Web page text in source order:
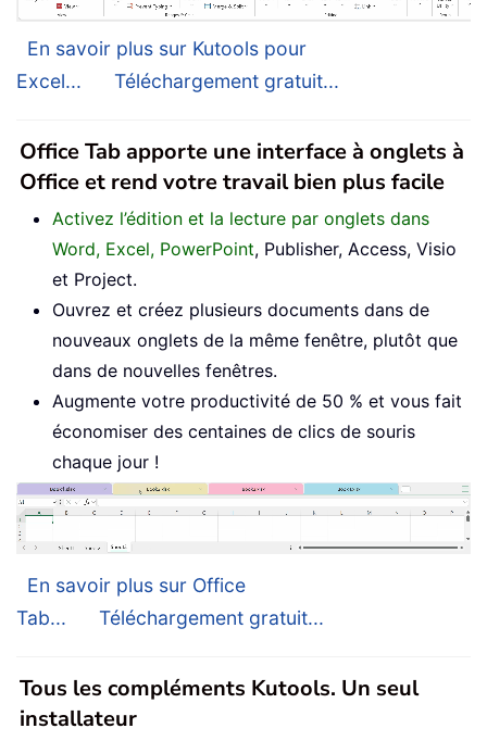
En savoir plus sur Kutools pour
Excel...
Téléchargement gratuit...
Office Tab apporte une interface à onglets à
Office et rend votre travail bien plus facile
Activez l’édition et la lecture par onglets dans
Word, Excel, PowerPoint, Publisher, Access, Visio
et Project.
Ouvrez et créez plusieurs documents dans de
nouveaux onglets de la même fenêtre, plutôt que
dans de nouvelles fenêtres.
Augmente votre productivité de 50 % et vous fait
économiser des centaines de clics de souris
chaque jour !
En savoir plus sur Office
Tab...
Téléchargement gratuit...
Tous les compléments Kutools. Un seul
installateur